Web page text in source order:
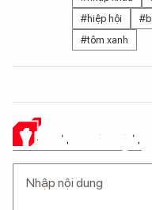
#hiệp hội
#tôm xanh
Ý KIẾN CỦA BẠN